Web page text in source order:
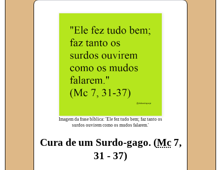
Imagem da frase bíblica: 'Ele fez tudo bem; faz tanto os
surdos ouvirem como os mudos falarem.'
Cura de um Surdo-gago. (Mc7,
31 - 37)